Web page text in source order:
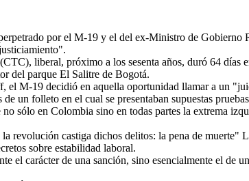
por el M-19 y el del ex-Ministro de Gobierno
liberal, próximo a los sesenta años, duró 64 días
del parque El Salitre de Bogotá.
el M-19 decidió en aquella oportunidad llamar a un
folleto en el cual se presentaban supuestas
sólo en Colombia sino en todas partes la extrema
revolución castiga dichos delitos: la pena de muerte"
sobre estabilidad laboral.
el carácter de una sanción, sino esencialmente el de